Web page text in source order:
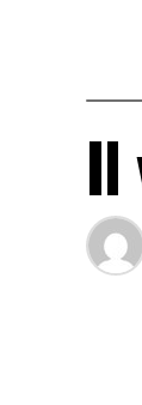
Il